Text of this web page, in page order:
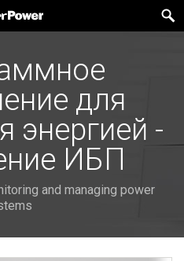
для
энергией -
ИБП
and managing power